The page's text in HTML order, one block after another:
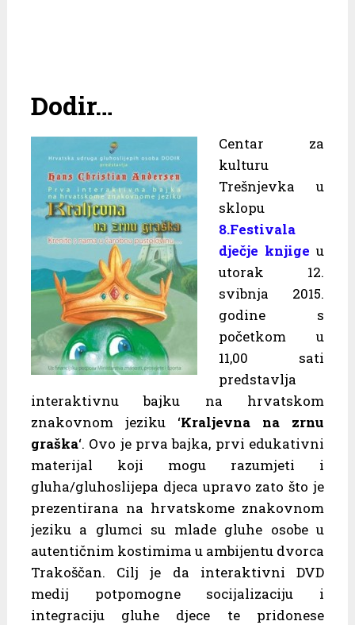
Dodir…
Centar za
kulturu
Trešnjevka u
sklopu
8.Festivala
dječje knjige u
utorak 12.
svibnja 2015.
godine s
početkom u
11,00 sati
predstavlja
interaktivnu bajku na hrvatskom
znakovnom jeziku ‘Kraljevna na zrnu
graška‘. Ovo je prva bajka, prvi edukativni
materijal koji mogu razumjeti i
gluha/gluhoslijepa djeca upravo zato što je
prezentirana na hrvatskome znakovnom
jeziku a glumci su mlade gluhe osobe u
autentičnim kostimima u ambijentu dvorca
Trakoščan. Cilj je da interaktivni DVD
medij potpomogne socijalizaciju i
integraciju gluhe djece te pridonese